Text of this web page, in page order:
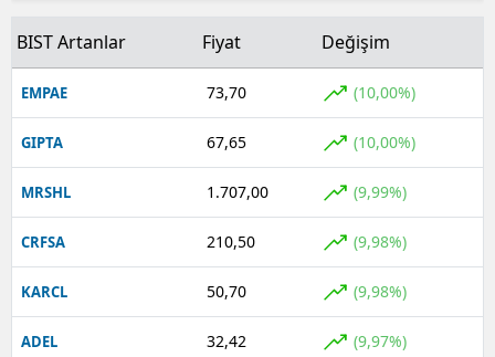
BIST Artanlar Fiyat Değişim
EMPAE 73,70 (10,00%)
GIPTA 67,65 (10,00%)
MRSHL 1.707,00 (9,99%)
CRFSA 210,50 (9,98%)
KARCL 50,70 (9,98%)
ADEL 32,42 (9,97%)